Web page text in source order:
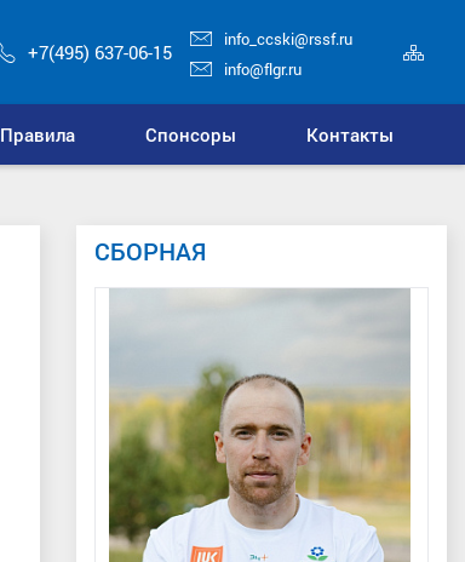
+7(495) 637-06-15
info_ccski@rssf.ru
info@flgr.ru
Правила Спонсоры Контакты
СБОРНАЯ